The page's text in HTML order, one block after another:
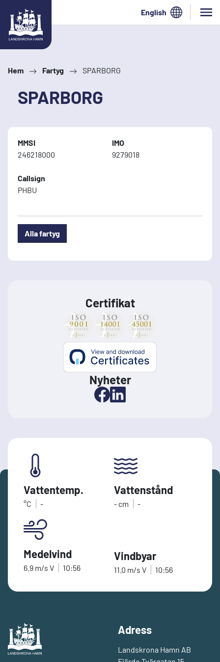
English
Hem Fartyg SPARBORG
SPARBORG
MMSI
246218000
IMO
9279018
Callsign
PHBU
Alla fartyg
Certifikat
Nyheter
Vattentemp.
°C -
Vattenstånd
- cm -
Medelvind
6.9 m/s V 10:56
Vindbyar
11.0 m/s V 10:56
Adress
Landskrona Hamn AB